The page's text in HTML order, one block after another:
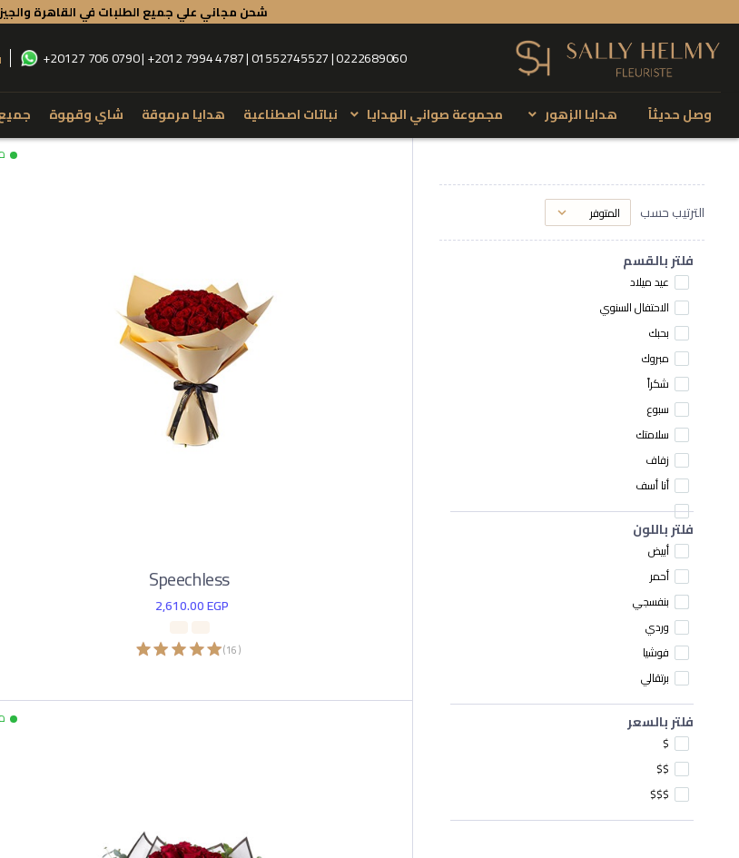
شحن مجاني علي جميع الطلبات في القاهرة
+20127 706 0790 | +2012 7994 4787 | 01552745527 | 0222689060
وصل حديثاً هدايا الزهور
تسوق حسب مناسبتك
Wedding
Happy Birthday
Baby Orchid
Spider
Eucalyptus
Hypercium
Kalla
Baby Flowers
مجموعة صواني الهدايا
Flowers with candles
Flowers with chocolates
Flowers with Candle & Chocolate
Flowers with Dilmah T-series & Cookies
نباتات اصطناعية هدايا مرموقة شاي وقهوة
الترتيب حسب
فلتر بالقسم
عيد ميلاد
الاحتفال السنوي
بحبك
مبروك
شكراً
سبوع
سلامتك
زفاف
أنا أسف
فلتر باللون
أبيض
أحمر
بنفسجي
وردي
فوشيا
برتقالي
فلتر بالسعر
$
$$
$$$
Speechless
2,610.00EGP
(
16
)